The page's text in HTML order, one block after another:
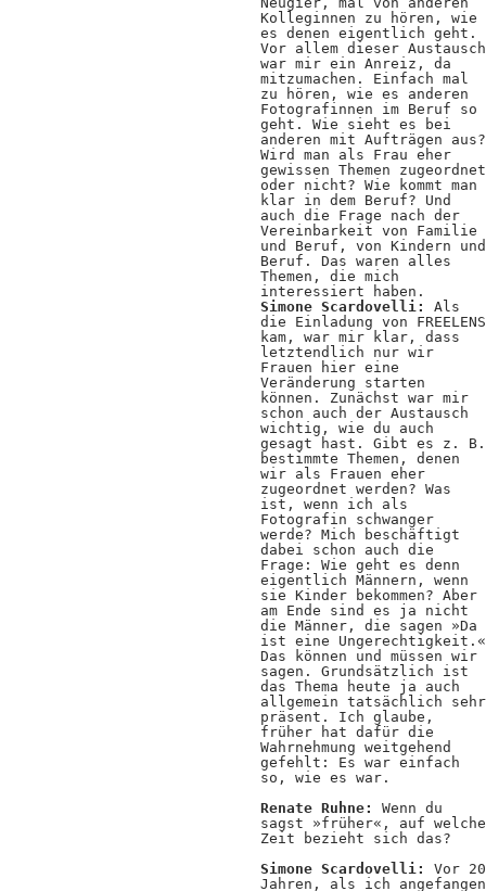
Kolleginnen zu hören, wie
es denen eigentlich geht.
Vor allem dieser Austausch
war mir ein Anreiz, da
mitzumachen. Einfach mal
zu hören, wie es anderen
Fotografinnen im Beruf so
geht. Wie sieht es bei
anderen mit Aufträgen aus?
Wird man als Frau eher
gewissen Themen zugeordnet
oder nicht? Wie kommt man
klar in dem Beruf? Und
auch die Frage nach der
Vereinbarkeit von Familie
und Beruf, von Kindern und
Beruf. Das waren alles
Themen, die mich
interessiert haben.
Simone Scardovelli:
Als
die Einladung von FREELENS
kam, war mir klar, dass
letztendlich nur wir
Frauen hier eine
Veränderung starten
können. Zunächst war mir
schon auch der Austausch
wichtig, wie du auch
gesagt hast. Gibt es z. B.
bestimmte Themen, denen
wir als Frauen eher
zugeordnet werden? Was
ist, wenn ich als
Fotografin schwanger
werde? Mich beschäftigt
dabei schon auch die
Frage: Wie geht es denn
eigentlich Männern, wenn
sie Kinder bekommen? Aber
am Ende sind es ja nicht
die Männer, die sagen »Da
ist eine Ungerechtigkeit.«
Das können und müssen wir
sagen. Grundsätzlich ist
das Thema heute ja auch
allgemein tatsächlich sehr
präsent. Ich glaube,
früher hat dafür die
Wahrnehmung weitgehend
gefehlt: Es war einfach
so, wie es war.
Renate Ruhne:
Wenn du
sagst »früher«, auf welche
Zeit bezieht sich das?
Simone Scardovelli:
Vor 20
Jahren, als ich angefangen